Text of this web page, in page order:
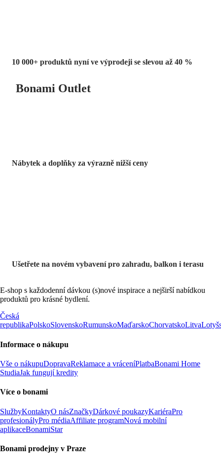
10 000+ produktů nyní ve výprodeji se slevou až 40 %
Bonami Outlet
Nábytek a doplňky za výrazně nižší ceny
Ušetřete na novém vybavení pro zahradu, balkon i terasu
E-shop s každodenní dávkou (s)nové inspirace a nejširší nabídkou
produktů pro krásné bydlení.
Česká
republikaPolskoSlovenskoRumunskoMaďarskoChorvatskoLitva
Informace o nákupu
Vše o nákupuDopravaReklamace a vráceníPlatbaBonami Home
StudiaJak fungují kredity
Více o bonami
SlužbyKontaktyO násZnačkyDárkové poukazyKariéraPro
profesionályPro médiaAffiliate programNová mobilní
aplikaceBonamiStar
Bonami prodejny v Praze